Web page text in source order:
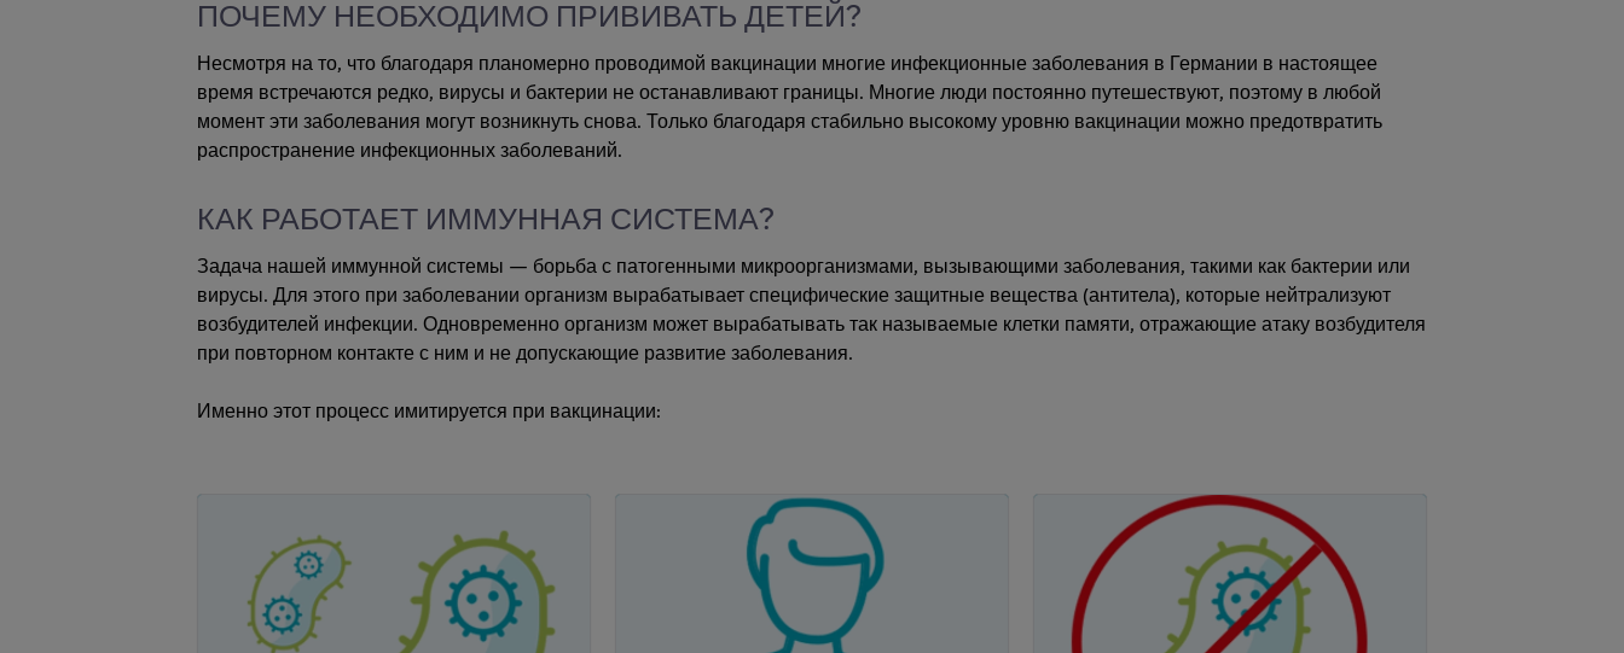
ПОЧЕМУ НЕОБХОДИМО ПРИВИВАТЬ ДЕТЕЙ?
Несмотря на то, что благодаря планомерно проводимой вакцинации многие инфекционные заболевания в Германии в настоящее
время встречаются редко, вирусы и бактерии не останавливают границы. Многие люди постоянно путешествуют, поэтому в любой
момент эти заболевания могут возникнуть снова. Только благодаря стабильно высокому уровню вакцинации можно предотвратить
распространение инфекционных заболеваний.
КАК РАБОТАЕТ ИММУННАЯ СИСТЕМА?
Задача нашей иммунной системы — борьба с патогенными микроорганизмами, вызывающими заболевания, такими как бактерии или
вирусы. Для этого при заболевании организм вырабатывает специфические защитные вещества (антитела), которые нейтрализуют
возбудителей инфекции. Одновременно организм может вырабатывать так называемые клетки памяти, отражающие атаку возбудителя
при повторном контакте с ним и не допускающие развитие заболевания.
Именно этот процесс имитируется при вакцинации: